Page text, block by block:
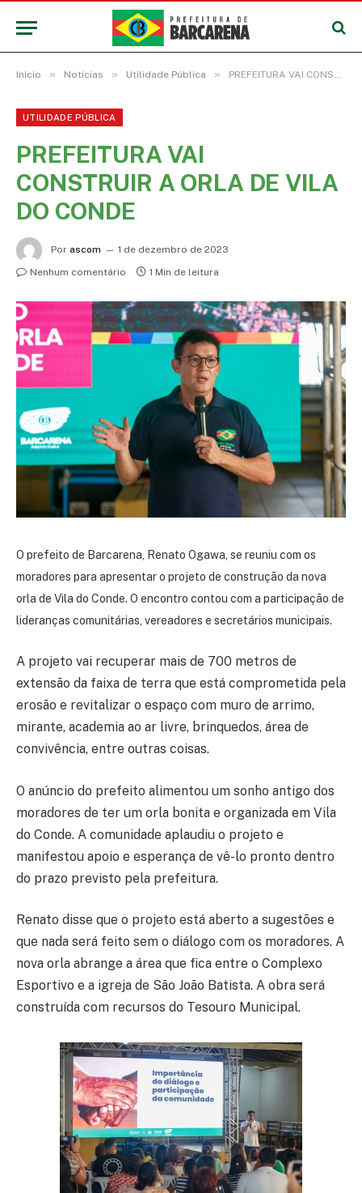
Início » Notícias » Utilidade Pública » PREFEITURA VAI CONSTRUIR A ORLA DE VILA DO CONDE
UTILIDADE PÚBLICA
PREFEITURA VAI
CONSTRUIR A ORLA DE VILA
DO CONDE
Por ascom
1 de dezembro de 2023
Nenhum comentário
1 Min de leitura
O prefeito de Barcarena, Renato Ogawa, se reuniu com os
moradores para apresentar o projeto de construção da nova
orla de Vila do Conde. O encontro contou com a participação de
lideranças comunitárias, vereadores e secretários municipais.
A projeto vai recuperar mais de 700 metros de
extensão da faixa de terra que está comprometida pela
erosão e revitalizar o espaço com muro de arrimo,
mirante, academia ao ar livre, brinquedos, área de
convivência, entre outras coisas.
O anúncio do prefeito alimentou um sonho antigo dos
moradores de ter um orla bonita e organizada em Vila
do Conde. A comunidade aplaudiu o projeto e
manifestou apoio e esperança de vê-lo pronto dentro
do prazo previsto pela prefeitura.
Renato disse que o projeto está aberto a sugestões e
que nada será feito sem o diálogo com os moradores. A
nova orla abrange a área que fica entre o Complexo
Esportivo e a igreja de São João Batista. A obra será
construída com recursos do Tesouro Municipal.